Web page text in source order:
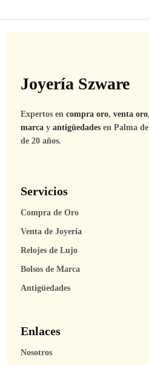
Joyería Szware
Expertos en compra oro, venta oro,
marca y antigüedades en Palma
de 20 años.
Servicios
Compra de Oro
Venta de Joyería
Relojes de Lujo
Bolsos de Marca
Antigüedades
Enlaces
Nosotros